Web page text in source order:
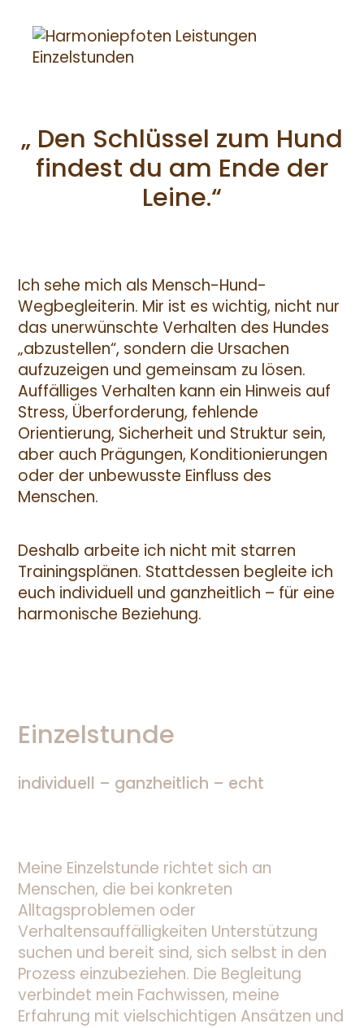
„ Den Schlüssel zum Hund
findest du am Ende der
Leine.“
Ich sehe mich als Mensch-Hund-
Wegbegleiterin. Mir ist es wichtig, nicht nur
das unerwünschte Verhalten des Hundes
„abzustellen“, sondern die Ursachen
aufzuzeigen und gemeinsam zu lösen.
Auffälliges Verhalten kann ein Hinweis auf
Stress, Überforderung, fehlende
Orientierung, Sicherheit und Struktur sein,
aber auch Prägungen, Konditionierungen
oder der unbewusste Einfluss des
Menschen.
Deshalb arbeite ich nicht mit starren
Trainingsplänen. Stattdessen begleite ich
euch individuell und ganzheitlich – für eine
harmonische Beziehung.
Einzelstunde
individuell – ganzheitlich – echt
Meine Einzelstunde richtet sich an
Menschen, die bei konkreten
Alltagsproblemen oder
Verhaltensauffälligkeiten Unterstützung
suchen und bereit sind, sich selbst in den
Prozess einzubeziehen. Die Begleitung
verbindet mein Fachwissen, meine
Erfahrung mit vielschichtigen Ansätzen und